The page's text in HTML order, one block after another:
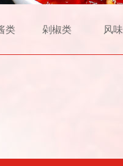
类 剁椒类 风